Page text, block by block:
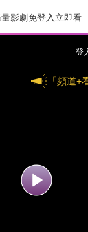
影劇免登入立即看
登
「頻道+